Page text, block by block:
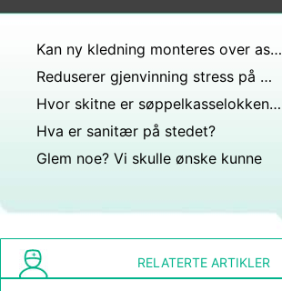
Kan ny kledning monteres over asbest uten å fjerne asbesten?
Reduserer gjenvinning stress på miljøet?
Hvor skitne er søppelkasselokkene?
Hva er sanitær på stedet?
Glem noe? Vi skulle ønske kunne
RELATERTE ARTIKLER